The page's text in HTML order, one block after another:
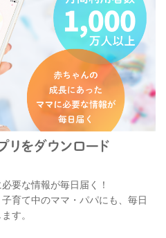
要な情報が毎日届く！
育て中のママ・パパにも、毎日
す。